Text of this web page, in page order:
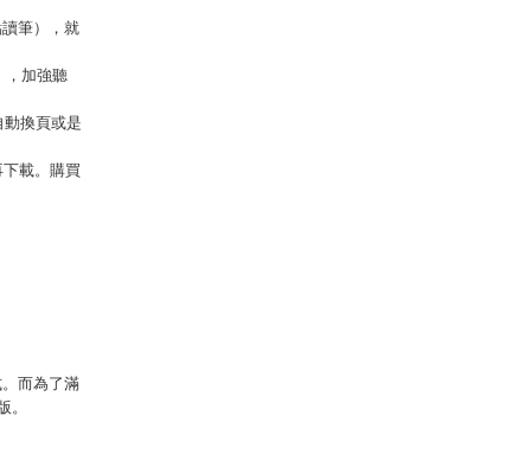
筆），就
，加強聽
動換頁或是
載。購買
而為了滿
。